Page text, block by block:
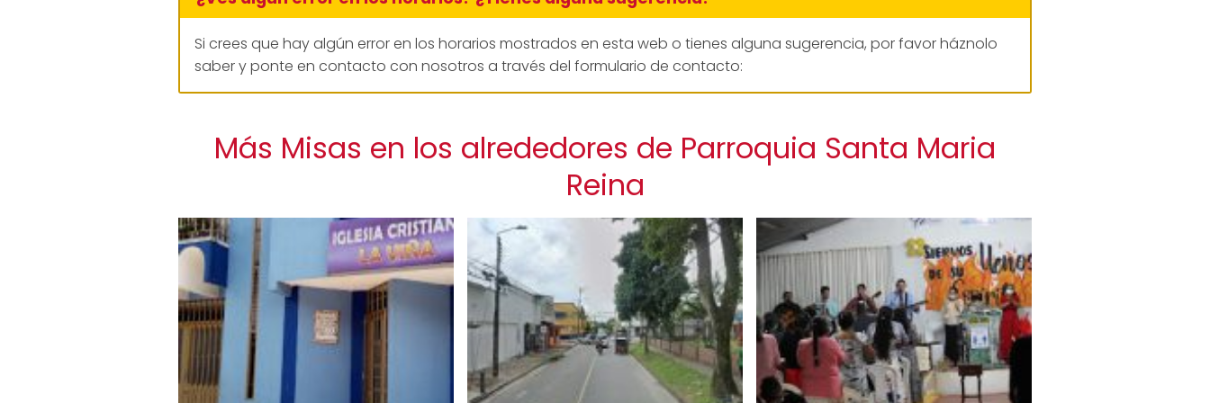
Si crees que hay algún error en los horarios mostrados en esta web o tienes alguna sugerencia, por favor háznolo
saber y ponte en contacto con nosotros a través del formulario de contacto:
Más Misas en los alrededores de Parroquia Santa Maria
Reina